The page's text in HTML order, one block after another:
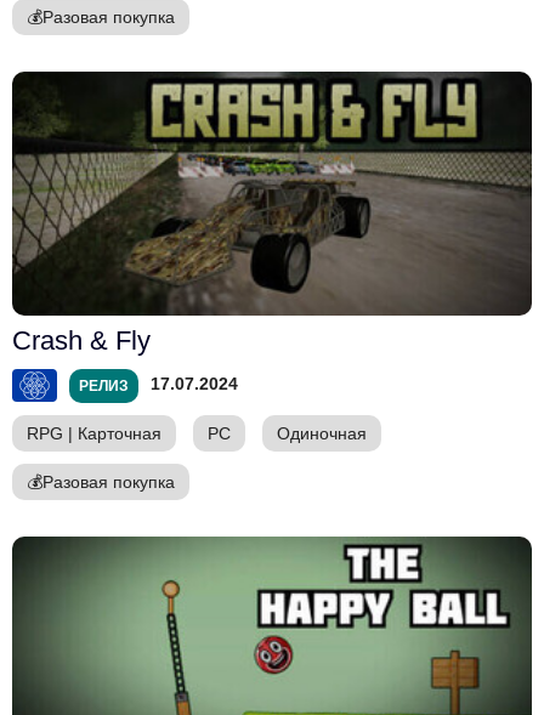
💰Разовая покупка
Crash & Fly
РЕЛИЗ 17.07.2024
RPG | Карточная PC Одиночная
💰Разовая покупка